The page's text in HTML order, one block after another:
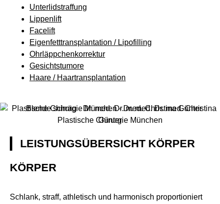
Unterlidstraffung
Lippenlift
Facelift
Eigenfetttransplantation / Lipofilling
Ohrläppchenkorrektur
Gesichtstumore
Haare / Haartransplantation
LEISTUNGSÜBERSICHT KÖRPER
KÖRPER
Schlank, straff, athletisch und harmonisch proportioniert